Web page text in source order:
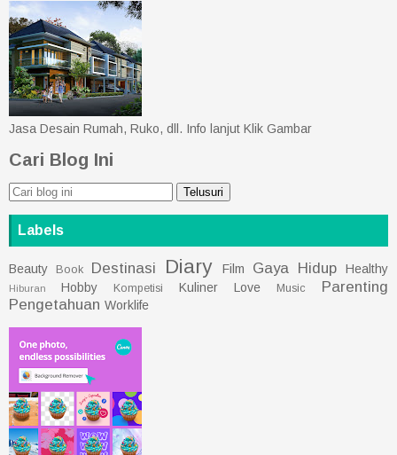
Jasa Desain Rumah, Ruko, dll. Info lanjut Klik Gambar
Cari Blog Ini
Labels
Beauty Book Destinasi Diary Film Gaya Hidup Healthy
Hiburan Hobby Kompetisi Kuliner Love Music
Parenting
Pengetahuan Worklife